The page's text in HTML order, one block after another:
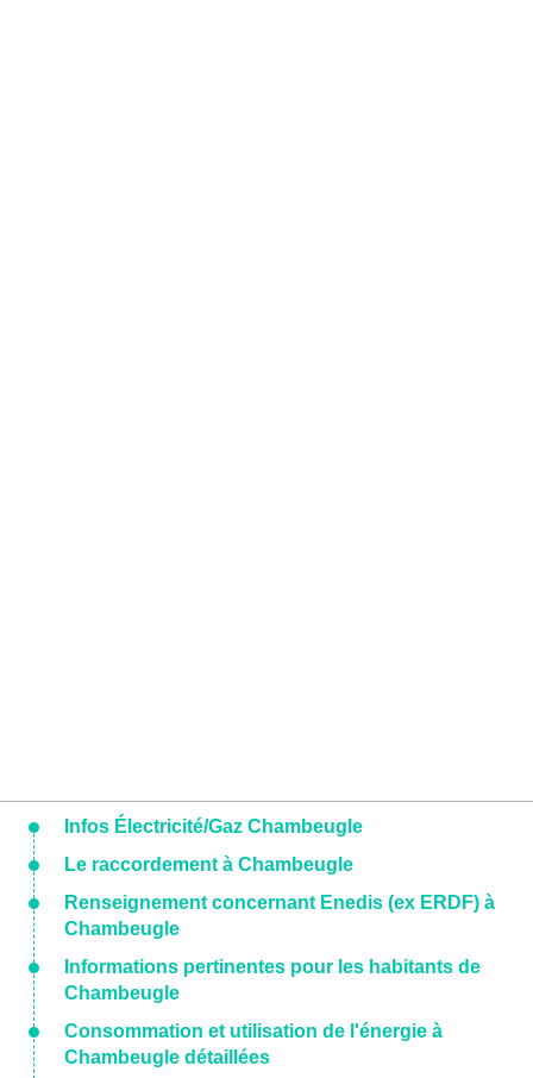
Infos Électricité/Gaz Chambeugle
Le raccordement à Chambeugle
Renseignement concernant Enedis (ex ERDF) à
Chambeugle
Informations pertinentes pour les habitants de
Chambeugle
Consommation et utilisation de l'énergie à
Chambeugle détaillées